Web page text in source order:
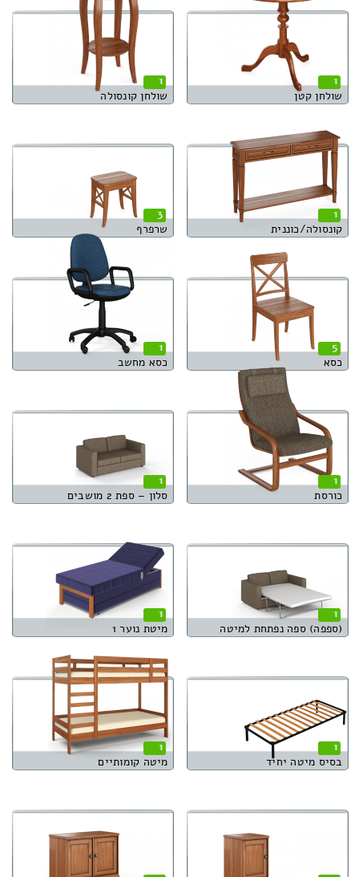
1
שולחן קטן
1
שולחן קונסולה
1
קונסולה/כוננית
3
שרפרף
5
כסא
1
כסא מחשב
1
כורסת
1
סלון – ספת 2 מושבים
1
(ספפה) ספה נפתחת למיטה
1
מיטת נוער 1
1
בסיס מיטה יחיד
1
מיטה קומותיים